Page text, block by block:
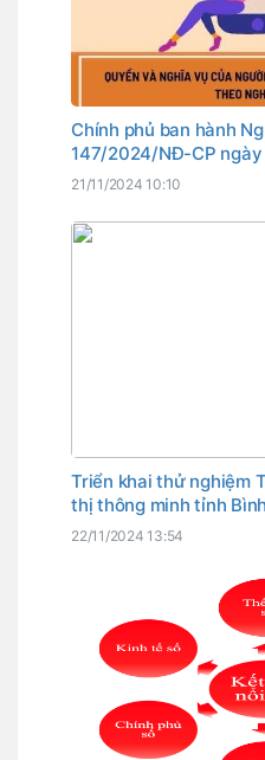
Chính phủ ban hành
147/2024/NĐ-CP
cung cấp, sử dụng
21/11/2024 10:10
Triển khai thử nghiệm
thị thông minh tỉnh
22/11/2024 13:54